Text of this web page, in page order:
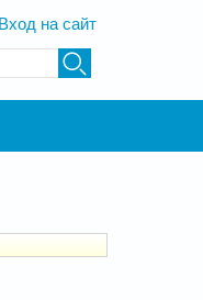
Вход на сайт